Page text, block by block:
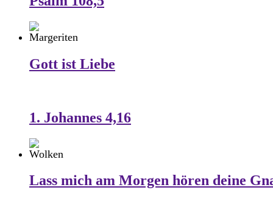
Gott ist Liebe
1. Johannes 4,16
Lass mich am Morgen hören deine